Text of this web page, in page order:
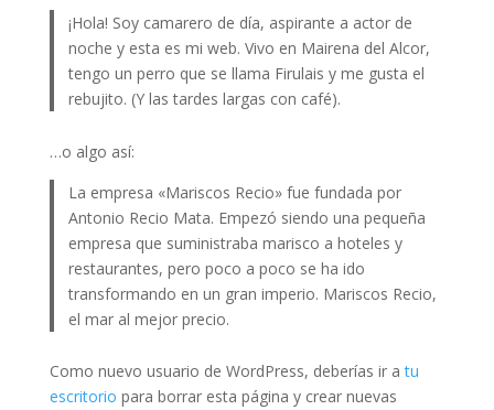
¡Hola! Soy camarero de día, aspirante a actor de
noche y esta es mi web. Vivo en Mairena del Alcor,
tengo un perro que se llama Firulais y me gusta el
rebujito. (Y las tardes largas con café).
…o algo así:
La empresa «Mariscos Recio» fue fundada por
Antonio Recio Mata. Empezó siendo una pequeña
empresa que suministraba marisco a hoteles y
restaurantes, pero poco a poco se ha ido
transformando en un gran imperio. Mariscos Recio,
el mar al mejor precio.
Como nuevo usuario de WordPress, deberías ir atu
escritorio para borrar esta página y crear nuevas